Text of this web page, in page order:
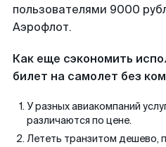
пользователями 9000
Аэрофлот.
Как еще сэкономить
билет на самолет без
У разных авиакомпаний
различаются по цене.
Лететь транзитом дешево,